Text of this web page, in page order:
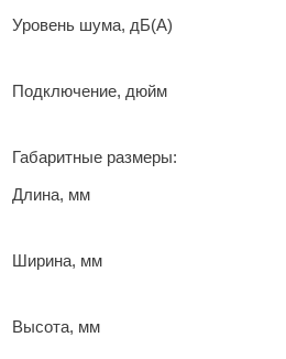
Уровень шума, дБ(А)
Подключение, дюйм
Габаритные размеры:
Длина, мм
Ширина, мм
Высота, мм